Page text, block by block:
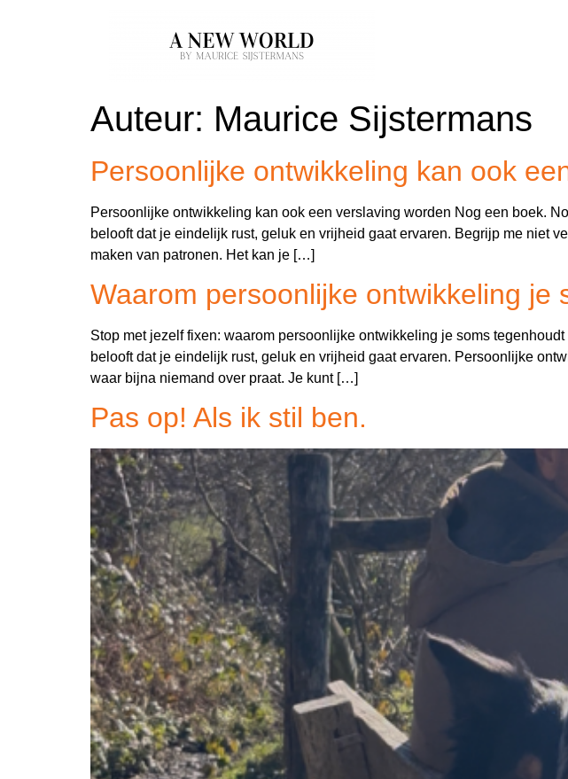
Auteur: Maurice Sijstermans
Persoonlijke ontwikkeling kan ook
Persoonlijke ontwikkeling kan ook een verslaving worden Nog een boek.
belooft dat je eindelijk rust, geluk en vrijheid gaat ervaren. Begrijp me niet
maken van patronen. Het kan je […]
Waarom persoonlijke ontwikkeling je
Stop met jezelf fixen: waarom persoonlijke ontwikkeling je soms
belooft dat je eindelijk rust, geluk en vrijheid gaat ervaren. Persoonlijke
waar bijna niemand over praat. Je kunt […]
Pas op! Als ik stil ben.